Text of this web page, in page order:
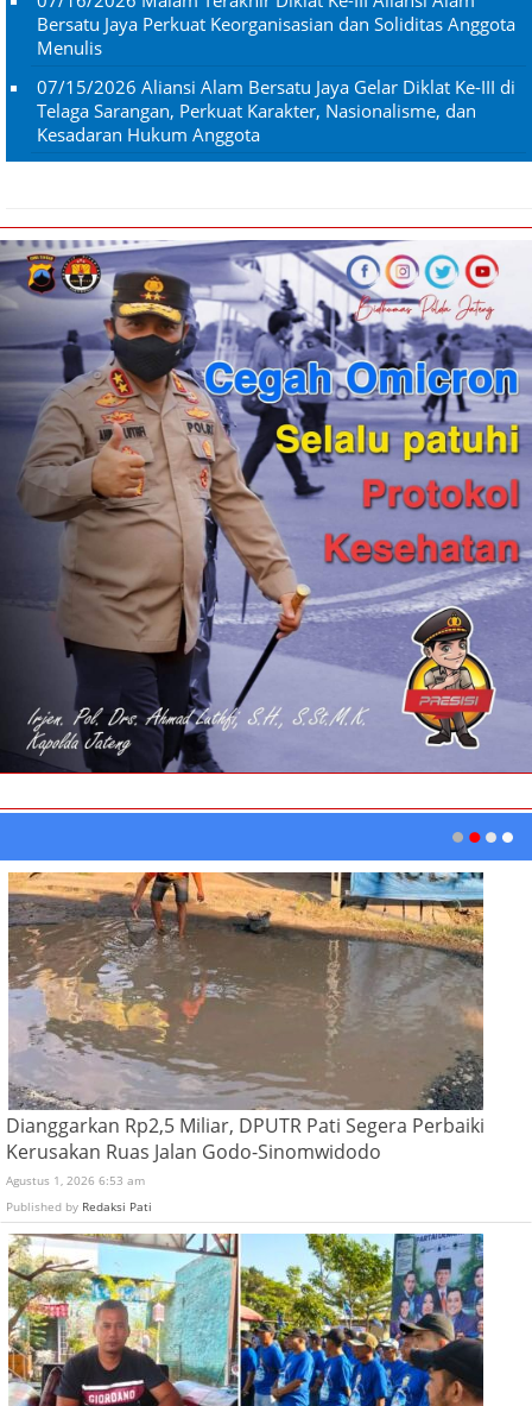
Bersatu Jaya Perkuat Keorganisasian dan Soliditas Anggota
Menulis
07/15/2026 Aliansi Alam Bersatu Jaya Gelar Diklat Ke-III di
Telaga Sarangan, Perkuat Karakter, Nasionalisme, dan
Kesadaran Hukum Anggota
Dianggarkan Rp2,5 Miliar, DPUTR Pati Segera Perbaiki
Kerusakan Ruas Jalan Godo-Sinomwidodo
Agustus 1, 2026 6:53 am
Published by Redaksi Pati